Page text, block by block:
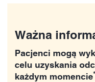
Ważna
Pacjenci mogą
celu uzyskania
każdym momencie